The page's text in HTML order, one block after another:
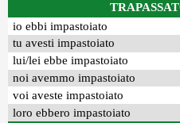
io ebbi impastoiato
tu avesti impastoiato
lui/lei ebbe impastoiato
noi avemmo impastoiato
voi aveste impastoiato
loro ebbero impastoiato